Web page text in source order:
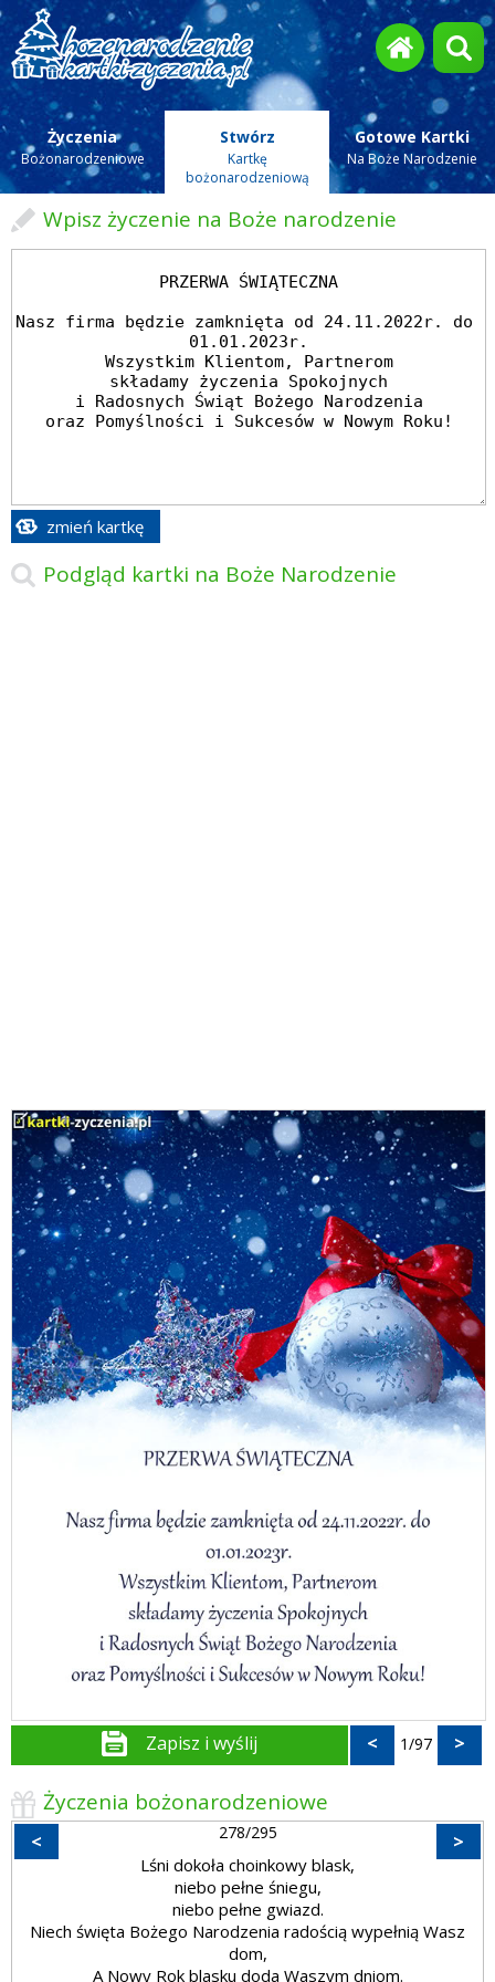
Życzenia
Bożonarodzeniowe
Stwórz
Kartkę
bożonarodzeniową
Gotowe Kartki
Na Boże Narodzenie
Wpisz życzenie na Boże narodzenie
zmień kartkę
Podgląd kartki na Boże Narodzenie
Zapisz i wyślij < 1/97 >
Życzenia bożonarodzeniowe
< 278/295 >
Lśni dokoła choinkowy blask,
niebo pełne śniegu,
niebo pełne gwiazd.
Niech święta Bożego Narodzenia radością wypełnią Wasz
dom,
A Nowy Rok blasku doda Waszym dniom.